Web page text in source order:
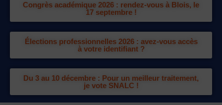
Congrès académique 2026 : rendez-vous à Blois, le
17 septembre !
Élections professionnelles 2026 : avez-vous accès
à votre identifiant ?
Du 3 au 10 décembre : Pour un meilleur traitement,
je vote SNALC !